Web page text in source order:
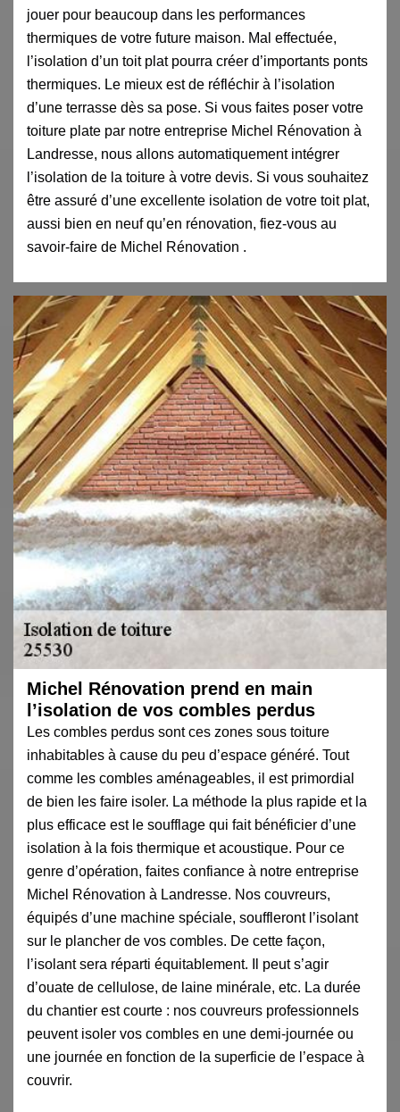
jouer pour beaucoup dans les performances
thermiques de votre future maison. Mal effectuée,
l’isolation d’un toit plat pourra créer d’importants ponts
thermiques. Le mieux est de réfléchir à l’isolation
d’une terrasse dès sa pose. Si vous faites poser votre
toiture plate par notre entreprise Michel Rénovation à
Landresse, nous allons automatiquement intégrer
l’isolation de la toiture à votre devis. Si vous souhaitez
être assuré d’une excellente isolation de votre toit plat,
aussi bien en neuf qu’en rénovation, fiez-vous au
savoir-faire de Michel Rénovation .
Michel Rénovation prend en main
l’isolation de vos combles perdus
Les combles perdus sont ces zones sous toiture
inhabitables à cause du peu d’espace généré. Tout
comme les combles aménageables, il est primordial
de bien les faire isoler. La méthode la plus rapide et la
plus efficace est le soufflage qui fait bénéficier d’une
isolation à la fois thermique et acoustique. Pour ce
genre d’opération, faites confiance à notre entreprise
Michel Rénovation à Landresse. Nos couvreurs,
équipés d’une machine spéciale, souffleront l’isolant
sur le plancher de vos combles. De cette façon,
l’isolant sera réparti équitablement. Il peut s’agir
d’ouate de cellulose, de laine minérale, etc. La durée
du chantier est courte : nos couvreurs professionnels
peuvent isoler vos combles en une demi-journée ou
une journée en fonction de la superficie de l’espace à
couvrir.